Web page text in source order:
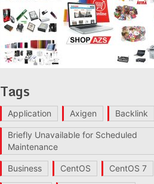
Tags
Application Axigen Backlink
Briefly Unavailable for Scheduled
Maintenance
Business CentOS CentOS 7